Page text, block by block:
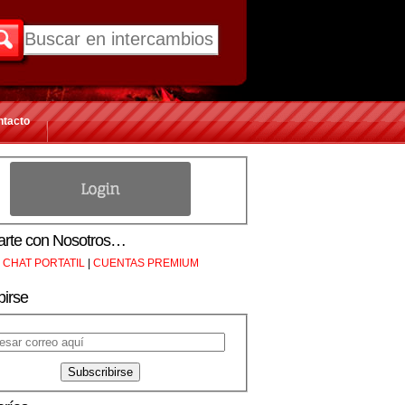
con Nosotros…
CHAT PORTATIL | CUENTAS PREMIUM